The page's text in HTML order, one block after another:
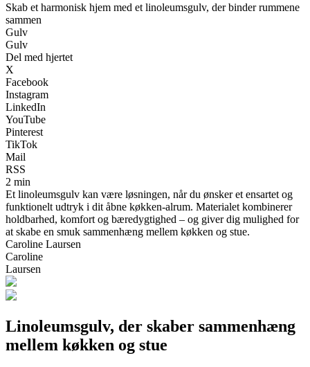
Skab et harmonisk hjem med et linoleumsgulv, der binder rummene
sammen
Gulv
Gulv
Del med hjertet
X
Facebook
Instagram
LinkedIn
YouTube
Pinterest
TikTok
Mail
RSS
2 min
Et linoleumsgulv kan være løsningen, når du ønsker et ensartet og
funktionelt udtryk i dit åbne køkken-alrum. Materialet kombinerer
holdbarhed, komfort og bæredygtighed – og giver dig mulighed for
at skabe en smuk sammenhæng mellem køkken og stue.
Caroline Laursen
Caroline
Laursen
Linoleumsgulv, der skaber sammenhæng
mellem køkken og stue